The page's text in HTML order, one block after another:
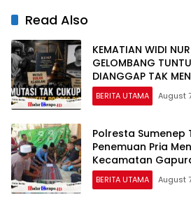
Read Also
KEMATIAN WIDI
GELOMBANG
DIANGGAP TAK
HUKUM, DESAKAN
MENGUAT
BERITA UTAMA August
Polresta Sumenep
Penemuan Pria
Kecamatan
BERITA UTAMA August